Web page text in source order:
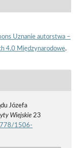
Uznanie autorstwa –
4.0 Międzynarodowe.
Józefa
Wiejskie23
1506-